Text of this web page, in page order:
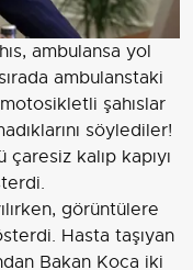
ambulansa yol
ambulanstaki
şahıslar
söylediler!
kalıp kapıyı
görüntülere
Hasta taşıyan
Bakan Koca iki